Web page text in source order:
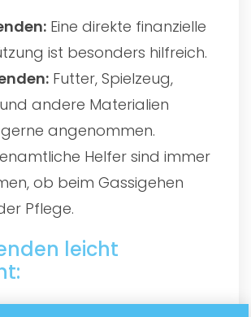
Eine direkte finanzielle
ist besonders hilfreich.
Futter, Spielzeug,
andere Materialien
angenommen.
Helfer sind immer
ob beim Gassigehen
Pflege.
leicht